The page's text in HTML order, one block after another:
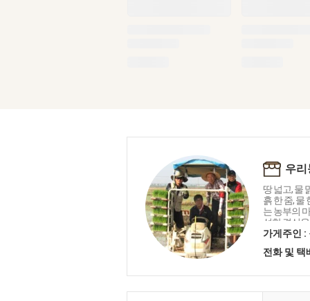
우
땅 넓고, 물
흙 한 줌, 물
는 농부의
성한 결실
을 담습니
국내산 친
가게주인 :
전화 및 택